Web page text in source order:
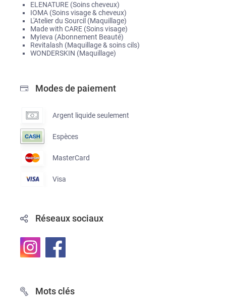
ELENATURE (Soins cheveux)
IOMA (Soins visage & cheveux)
L'Atelier du Sourcil (Maquillage)
Made with CARE (Soins visage)
MyIeva (Abonnement Beauté)
Revitalash (Maquillage & soins cils)
WONDERSKIN (Maquillage)
Modes de paiement
Argent liquide seulement
Espèces
MasterCard
Visa
Réseaux sociaux
Mots clés